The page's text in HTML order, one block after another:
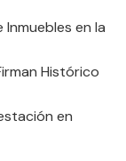
en la
Histórico
en